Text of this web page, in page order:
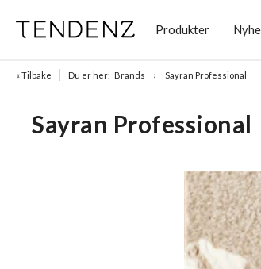
Produkter
« Tilbake Du er her: Brands Sayran Professional
Sayran Professional